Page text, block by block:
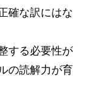
確な訳にはな
する必要性が
の読解力が育